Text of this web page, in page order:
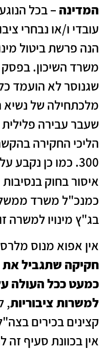
המדינה – בכל
עובדי ו/או נבחרי
הנה פרשת ביטול
משרד השיכון. בפסק
שגנוסר לא הועמד
מלכתחילה של נשיא
שעבר עבירה פלילית
הליכי החקירה
300. כמו כן נקבע
איסור בחוק
כמנכ"ל משרד
בג"ץ מינויו למשרה
אין אפוא מנוס
חקיקה שתגביל את
כמעט ככל העולה על
למשרות ציבוריות,
קצינים בכירים
אין בכוונת סעיף